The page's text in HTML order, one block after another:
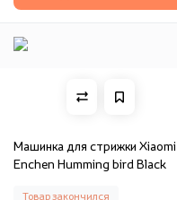
Машинка для стрижки Xiaomi
Enchen Humming bird Black
Товар закончился